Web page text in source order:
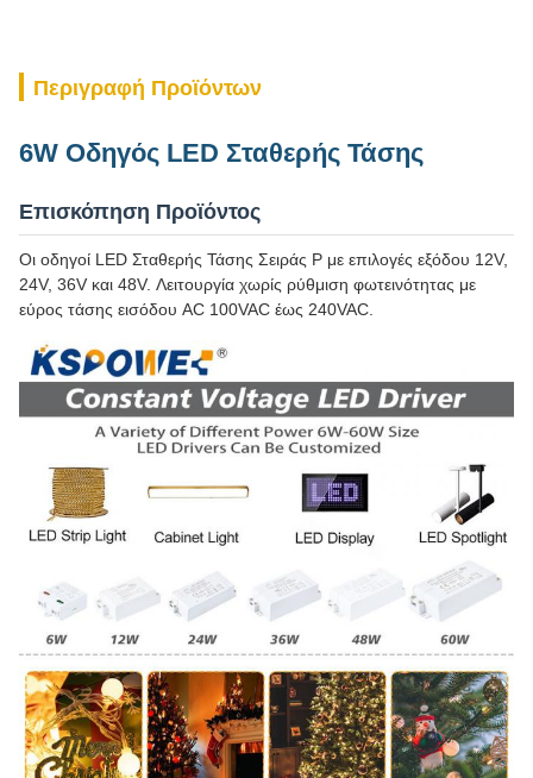
Περιγραφή Προϊόντων
6W Οδηγός LED Σταθερής Τάσης
Επισκόπηση Προϊόντος
Οι οδηγοί LED Σταθερής Τάσης Σειράς P με επιλογές εξόδου 12V,
24V, 36V και 48V. Λειτουργία χωρίς ρύθμιση φωτεινότητας με
εύρος τάσης εισόδου AC 100VAC έως 240VAC.